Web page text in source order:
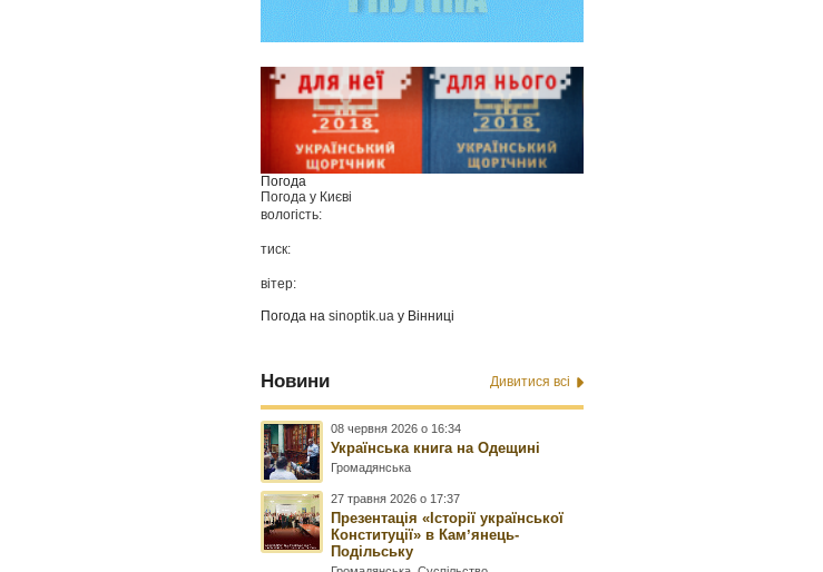
Погода
Погода у Києві
вологість:
тиск:
вітер:
Погода наsinoptik.ua у Вінниці
Новини Дивитися всі
08 червня 2026 о 16:34
Українська книга на Одещині
Громадянська
27 травня 2026 о 17:37
Презентація «Історії української
Конституції» в Камʼянець-
Подільську